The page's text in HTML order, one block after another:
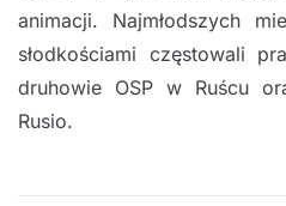
animacji. Najmłodszych
słodkościami częstowali
druhowie OSP w Ruścu
Rusio.